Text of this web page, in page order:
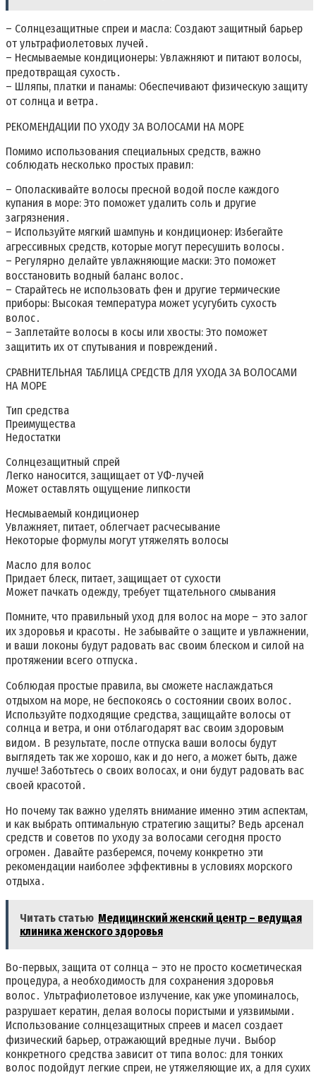
– Солнцезащитные спреи и масла: Создают защитный барьер
от ультрафиолетовых лучей․
– Несмываемые кондиционеры: Увлажняют и питают волосы,
предотвращая сухость․
– Шляпы, платки и панамы: Обеспечивают физическую защиту
от солнца и ветра․
РЕКОМЕНДАЦИИ ПО УХОДУ ЗА ВОЛОСАМИ НА МОРЕ
Помимо использования специальных средств, важно
соблюдать несколько простых правил:
– Ополаскивайте волосы пресной водой после каждого
купания в море: Это поможет удалить соль и другие
загрязнения․
– Используйте мягкий шампунь и кондиционер: Избегайте
агрессивных средств, которые могут пересушить волосы․
– Регулярно делайте увлажняющие маски: Это поможет
восстановить водный баланс волос․
– Старайтесь не использовать фен и другие термические
приборы: Высокая температура может усугубить сухость
волос․
– Заплетайте волосы в косы или хвосты: Это поможет
защитить их от спутывания и повреждений․
СРАВНИТЕЛЬНАЯ ТАБЛИЦА СРЕДСТВ ДЛЯ УХОДА ЗА ВОЛОСАМИ
НА МОРЕ
Тип средства
Преимущества
Недостатки
Солнцезащитный спрей
Легко наносится, защищает от УФ-лучей
Может оставлять ощущение липкости
Несмываемый кондиционер
Увлажняет, питает, облегчает расчесывание
Некоторые формулы могут утяжелять волосы
Масло для волос
Придает блеск, питает, защищает от сухости
Может пачкать одежду, требует тщательного смывания
Помните, что правильный уход для волос на море – это залог
их здоровья и красоты․ Не забывайте о защите и увлажнении,
и ваши локоны будут радовать вас своим блеском и силой на
протяжении всего отпуска․
Соблюдая простые правила, вы сможете наслаждаться
отдыхом на море, не беспокоясь о состоянии своих волос․
Используйте подходящие средства, защищайте волосы от
солнца и ветра, и они отблагодарят вас своим здоровым
видом․ В результате, после отпуска ваши волосы будут
выглядеть так же хорошо, как и до него, а может быть, даже
лучше! Заботьтесь о своих волосах, и они будут радовать вас
своей красотой․
Но почему так важно уделять внимание именно этим аспектам,
и как выбрать оптимальную стратегию защиты? Ведь арсенал
средств и советов по уходу за волосами сегодня просто
огромен․ Давайте разберемся, почему конкретно эти
рекомендации наиболее эффективны в условиях морского
отдыха․
Читать статью Медицинский женский центр – ведущая
клиника женского здоровья
Во-первых, защита от солнца – это не просто косметическая
процедура, а необходимость для сохранения здоровья
волос․ Ультрафиолетовое излучение, как уже упоминалось,
разрушает кератин, делая волосы пористыми и уязвимыми․
Использование солнцезащитных спреев и масел создает
физический барьер, отражающий вредные лучи․ Выбор
конкретного средства зависит от типа волос: для тонких
волос подойдут легкие спреи, не утяжеляющие их, а для сухих